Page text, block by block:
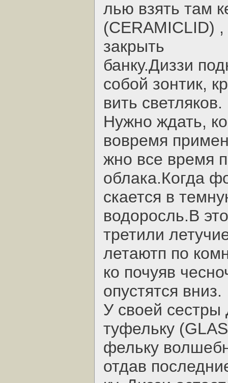
лью взять там
(CERAMICLID)
закрыть
банку.Диззи
собой зонтик,
вить светляков.
Hужно ждать,
вовремя
жно все время
облака.Когда
скается в
водоросль.В
третили
летаютп по
ко почуяв
опустятся вниз.
У своей сестры
туфельку
фельку
отдав